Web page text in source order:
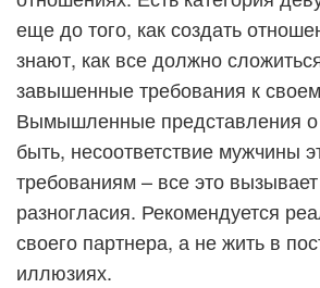
еще до того, как создать
знают, как все должно
завышенные требования к
Вымышленные представления
быть, несоответствие мужчины
требованиям – все это
разногласия. Рекомендуется
своего партнера, а не жить в
иллюзиях.